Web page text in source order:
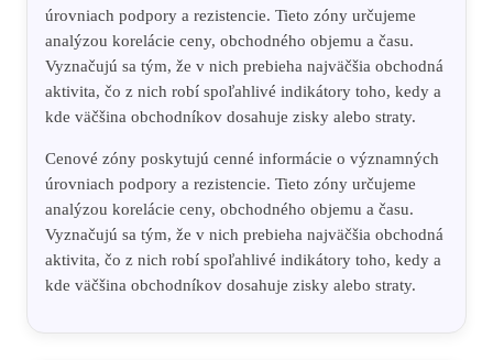
úrovniach podpory a rezistencie. Tieto zóny určujeme
analýzou korelácie ceny, obchodného objemu a času.
Vyznačujú sa tým, že v nich prebieha najväčšia obchodná
aktivita, čo z nich robí spoľahlivé indikátory toho, kedy a
kde väčšina obchodníkov dosahuje zisky alebo straty.
Cenové zóny poskytujú cenné informácie o významných
úrovniach podpory a rezistencie. Tieto zóny určujeme
analýzou korelácie ceny, obchodného objemu a času.
Vyznačujú sa tým, že v nich prebieha najväčšia obchodná
aktivita, čo z nich robí spoľahlivé indikátory toho, kedy a
kde väčšina obchodníkov dosahuje zisky alebo straty.